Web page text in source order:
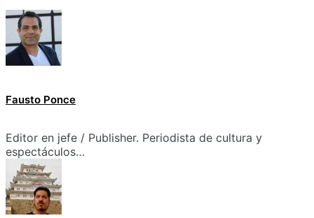
Fausto Ponce
Editor en jefe / Publisher. Periodista de cultura y
espectáculos…